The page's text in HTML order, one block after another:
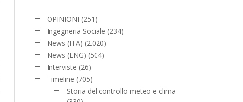
OPINIONI (251)
Ingegneria Sociale (234)
News (ITA) (2.020)
News (ENG) (504)
Interviste (26)
Timeline (705)
Storia del controllo meteo e clima